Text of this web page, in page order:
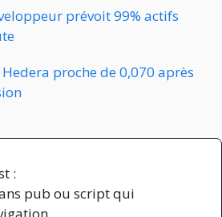
prévoit 99% actifs
proche de 0,070 après
:
pub ou script qui